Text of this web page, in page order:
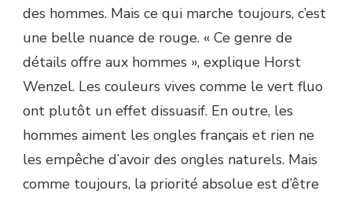
des hommes. Mais ce qui marche toujours, c’est
une belle nuance de rouge. « Ce genre de
détails offre aux hommes », explique Horst
Wenzel. Les couleurs vives comme le vert fluo
ont plutôt un effet dissuasif. En outre, les
hommes aiment les ongles français et rien ne
les empêche d’avoir des ongles naturels. Mais
comme toujours, la priorité absolue est d’être